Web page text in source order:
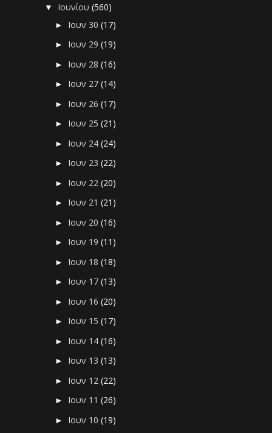
▼ Ιουνίου(560)
► Ιουν 30(17)
► Ιουν 29(19)
► Ιουν 28(16)
► Ιουν 27(14)
► Ιουν 26(17)
► Ιουν 25(21)
► Ιουν 24(24)
► Ιουν 23(22)
► Ιουν 22(20)
► Ιουν 21(21)
► Ιουν 20(16)
► Ιουν 19(11)
► Ιουν 18(18)
► Ιουν 17(13)
► Ιουν 16(20)
► Ιουν 15(17)
► Ιουν 14(16)
► Ιουν 13(13)
► Ιουν 12(22)
► Ιουν 11(26)
► Ιουν 10(19)